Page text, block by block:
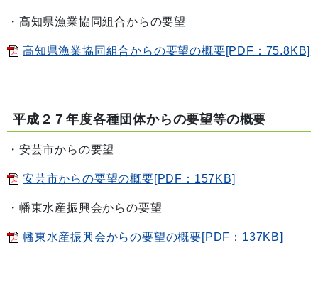
・高知県漁業協同組合からの要望
高知県漁業協同組合からの要望の概要[PDF：75.8KB]
平成２７年度各種団体からの要望等の概要
・安芸市からの要望
安芸市からの要望の概要[PDF：157KB]
・幡東水産振興会からの要望
幡東水産振興会からの要望の概要[PDF：137KB]